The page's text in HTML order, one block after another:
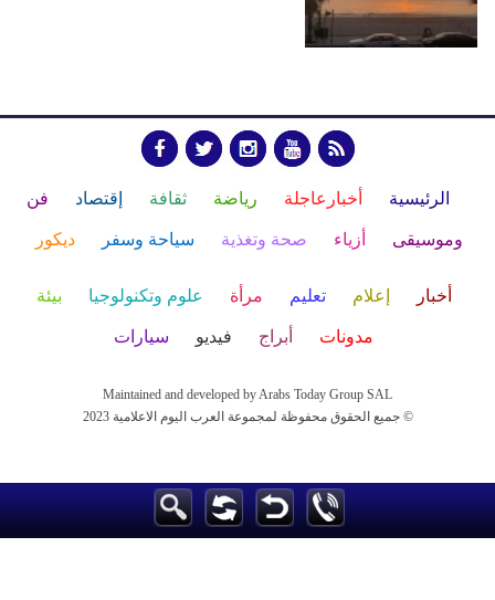
الرئيسية أخبارعاجلة رياضة ثقافة إقتصاد فن
وموسيقى أزياء صحة وتغذية سياحة وسفر ديكور
أخبار إعلام تعليم مرأة علوم وتكنولوجيا بيئة
مدونات أبراج فيديو سيارات
Maintained and developed by Arabs Today Group SAL
جميع الحقوق محفوظة لمجموعة العرب اليوم الاعلامية 2023 ©